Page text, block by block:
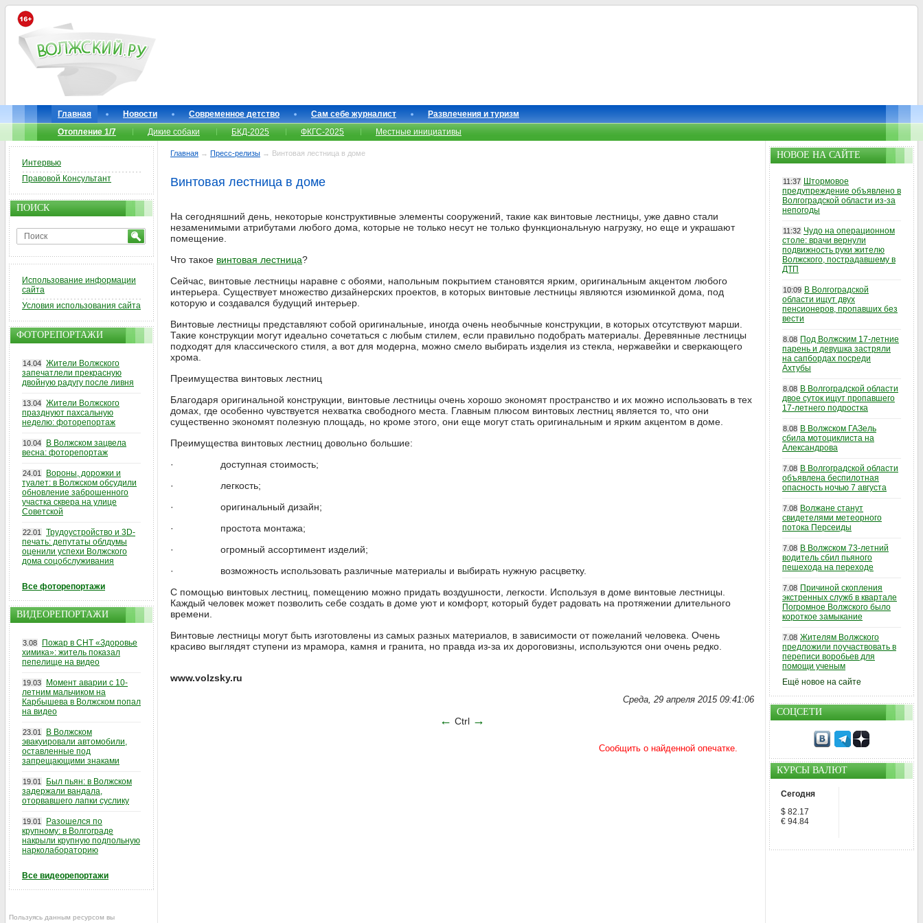
Главная Новости Современное детство Сам себе журналист
Развлечения и туризм
Отопление 1/7
Дикие собаки БКД-2025 ФКГС-2025 Местные инициативы
Главная → Пресс-релизы → Винтовая лестница в доме
Винтовая лестница в доме
На сегодняшний день, некоторые конструктивные элементы сооружений, такие как винтовые лестницы, уже давно стали
незаменимыми атрибутами любого дома, которые не только несут не только функциональную нагрузку, но еще и украшают
помещение.
Что такое винтовая лестница?
Сейчас, винтовые лестницы наравне с обоями, напольным покрытием становятся ярким, оригинальным акцентом любого
интерьера. Существует множество дизайнерских проектов, в которых винтовые лестницы являются изюминкой дома, под
которую и создавался будущий интерьер.
Винтовые лестницы представляют собой оригинальные, иногда очень необычные конструкции, в которых отсутствуют марши.
Такие конструкции могут идеально сочетаться с любым стилем, если правильно подобрать материалы. Деревянные лестницы
подходят для классического стиля, а вот для модерна, можно смело выбирать изделия из стекла, нержавейки и сверкающего
хрома.
Преимущества винтовых лестниц
Благодаря оригинальной конструкции, винтовые лестницы очень хорошо экономят пространство и их можно использовать в тех
домах, где особенно чувствуется нехватка свободного места. Главным плюсом винтовых лестниц является то, что они
существенно экономят полезную площадь, но кроме этого, они еще могут стать оригинальным и ярким акцентом в доме.
Преимущества винтовых лестниц довольно большие:
· доступная стоимость;
· легкость;
· оригинальный дизайн;
· простота монтажа;
· огромный ассортимент изделий;
· возможность использовать различные материалы и выбирать нужную расцветку.
С помощью винтовых лестниц, помещению можно придать воздушности, легкости. Используя в доме винтовые лестницы.
Каждый человек может позволить себе создать в доме уют и комфорт, который будет радовать на протяжении длительного
времени.
Винтовые лестницы могут быть изготовлены из самых разных материалов, в зависимости от пожеланий человека. Очень
красиво выглядят ступени из мрамора, камня и гранита, но правда из-за их дороговизны, используются они очень редко.
www.volzsky.ru
Среда, 29 апреля 2015 09:41:06
← Ctrl →
Интервью
Правовой Консультант
ПОИСК
Использование информации
сайта
Условия использования сайта
ФОТОРЕПОРТАЖИ
14.04 Жители Волжского
запечатлели прекрасную
двойную радугу после ливня
13.04 Жители Волжского
празднуют пахсальную
неделю: фоторепортаж
10.04
В Волжском зацвела
весна: фоторепортаж
24.01
Вороны, дорожки и
туалет: в Волжском обсудили
обновление заброшенного
участка сквера на улице
Советской
22.01
Трудоустройство и 3D-
печать: депутаты облдумы
оценили успехи Волжского
дома соцобслуживания
Все фоторепортажи
ВИДЕОРЕПОРТАЖИ
3.08
Пожар в СНТ «Здоровье
химика»: житель показал
пепелище на видео
19.03
Момент аварии с 10-
летним мальчиком на
Карбышева в Волжском попал
на видео
23.01
В Волжском
эвакуировали автомобили,
оставленные под
запрещающими знаками
19.01
Был пьян: в Волжском
задержали вандала,
оторвавшего лапки суслику
19.01
Разошелся по
крупному: в Волгограде
накрыли крупную подпольную
нарколабораторию
Все видеорепортажи
Пользуясь данным ресурсом вы
НОВОЕ НА САЙТЕ
11:37 Штормовое
предупреждение объявлено в
Волгоградской области из-за
непогоды
11:32 Чудо на операционном
столе: врачи вернули
подвижность руки жителю
Волжского, пострадавшему в
ДТП
10:09 В Волгоградской
области ищут двух
пенсионеров, пропавших без
вести
8.08 Под Волжским 17-летние
парень и девушка застряли
на сапбордах посреди
Ахтубы
8.08 В Волгоградской области
двое суток ищут пропавшего
17-летнего подростка
8.08 В Волжском ГАЗель
сбила мотоциклиста на
Александрова
7.08 В Волгоградской области
объявлена беспилотная
опасность ночью 7 августа
7.08 Волжане станут
свидетелями метеорного
потока Персеиды
7.08 В Волжском 73-летний
водитель сбил пьяного
пешехода на переходе
7.08 Причиной скопления
экстренных служб в квартале
Погромное Волжского было
короткое замыкание
7.08 Жителям Волжского
предложили поучаствовать в
переписи воробьев для
помощи ученым
Ещё новое на сайте
СОЦСЕТИ
КУРСЫ ВАЛЮТ
Сегодня
$ 82.17
€ 94.84